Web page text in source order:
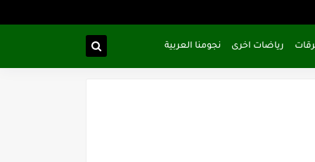
رياضات اخرى نجومنا العربية